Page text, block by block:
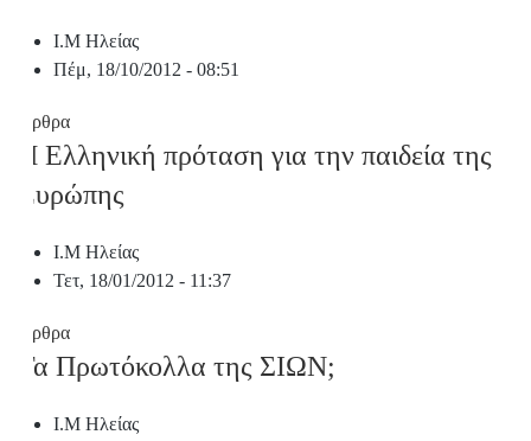
Ι.Μ Ηλείας
Πέμ, 18/10/2012 - 08:51
Άρθρα
Η Ελληνική πρόταση για την παιδεία της
Ευρώπης
Ι.Μ Ηλείας
Τετ, 18/01/2012 - 11:37
Άρθρα
Τα Πρωτόκολλα της ΣΙΩΝ;
Ι.Μ Ηλείας